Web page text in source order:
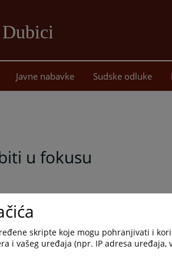
sadržaj
Javne nabavke Sudske odluke
u fokusu
skripte koje mogu pohranjivati i
i vašeg uređaja (npr. IP adresa uređaja,